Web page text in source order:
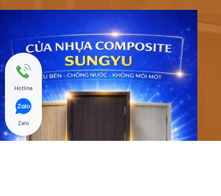
Hotline
Zalo